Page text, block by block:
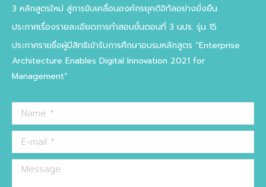
3 หลักสูตรใหม่ สู่การขับเคลื่อนองค์กรยุคดิจิทัลอย่างยั่งยืน
ประกาศเรื่องรายละเอียดการทำสอบขั้นตอนที่ 3 นปร. รุ่น 15
ประกาศรายชื่อผู้มีสิทธิเข้ารับการศึกษาอบรมหลักสูตร “Enterprise
Architecture Enables Digital Innovation 2021 for
Management”
Name *
E-mail *
Message